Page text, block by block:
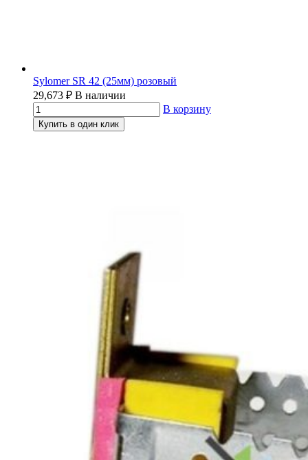
Sylomer SR 42 (25мм) розовый
29,673 ₽ В наличии
В корзину
Купить в один клик